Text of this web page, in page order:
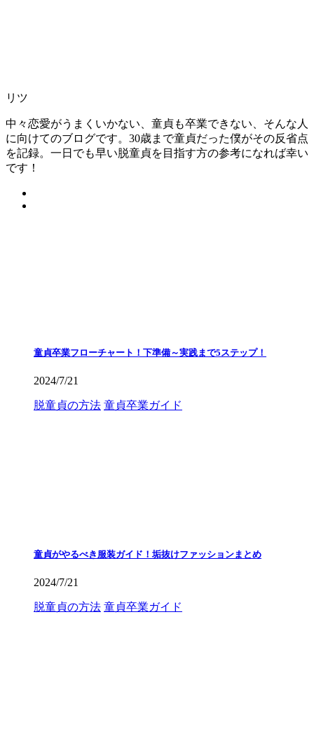
リツ
中々恋愛がうまくいかない、童貞も卒業できない、そんな人
に向けてのブログです。30歳まで童貞だった僕がその反省点
を記録。一日でも早い脱童貞を目指す方の参考になれば幸い
です！
童貞卒業フローチャート！下準備～実践まで5ステップ！
2024/7/21
脱童貞の方法 童貞卒業ガイド
童貞がやるべき服装ガイド！垢抜けファッションまとめ
2024/7/21
脱童貞の方法 童貞卒業ガイド